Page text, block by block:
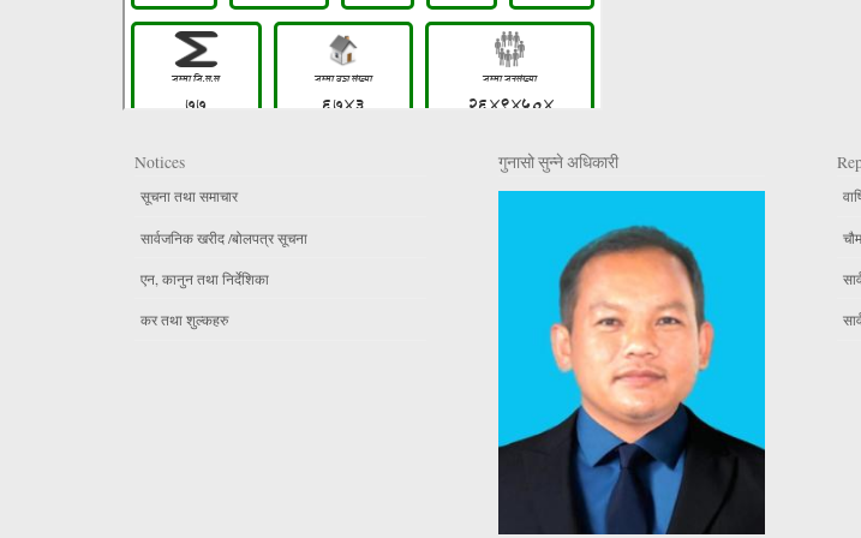
Notices
सूचना तथा समाचार
सार्वजनिक खरीद /बोलपत्र सूचना
एन, कानुन तथा निर्देशिका
कर तथा शुल्कहरु
गुनासो सुन्ने अधिकारी